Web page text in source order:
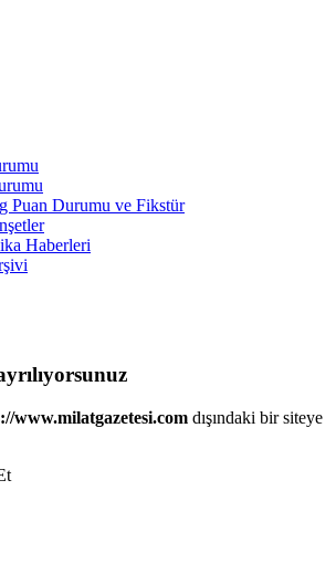
Puan Durumu ve Fikstür
Haberleri
www.milatgazetesi.com dışındaki bir siteye